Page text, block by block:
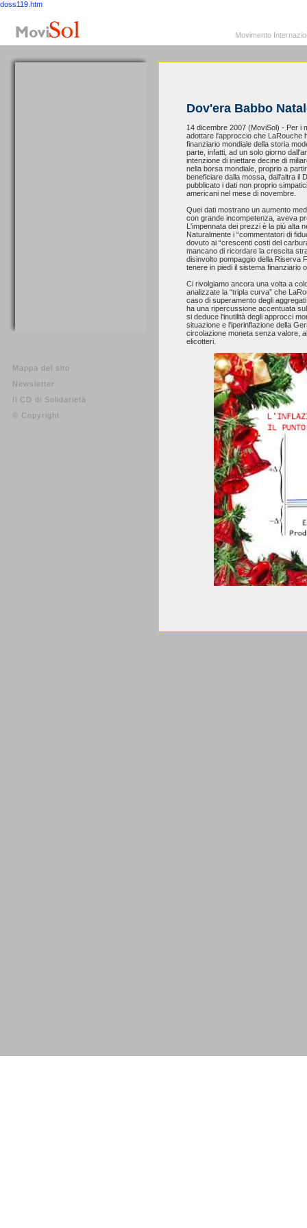
Movimento
Dov'era Babbo
14 dicembre 2007 (MoviSol) - Per i
adottare l'approccio che LaRouche
finanziario mondiale della storia
parte, infatti, ad un solo giorno
intenzione di iniettare decine di
nella borsa mondiale, proprio a
beneficiare dalla mossa, dall'altra il
pubblicato i dati non proprio
americani nel mese di novembre.
Quei dati mostrano un aumento
con grande incompetenza, aveva
L'impennata dei prezzi è la più alta
Naturalmente i “commentatori di
dovuto ai “crescenti costi del
mancano di ricordare la crescita
disinvolto pompaggio della Riserva
tenere in piedi il sistema finanziario
Ci rivolgiamo ancora una volta a
analizzate la “tripla curva” che
caso di superamento degli
ha una ripercussione accentuata
si deduce l'inutilità degli approcci
situazione e l'iperinflazione della
circolazione moneta senza valore,
elicotteri.
Mappa del sito
Newsletter
Il CD di Solidarietà
© Copyright
doss119.htm